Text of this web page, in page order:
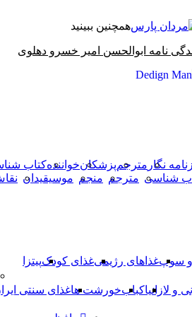
نگار مترجمپزشکانخوانندهکتاب
شناسی مترجم منجم موسیقیدان
سوپغذاهای رژیمیغذای کودکپیتزا
و لازانیاکبابخورشت هاغذای سنتی
همچنین ببینید
نامه ابوالحسن امیر خسرو دهلوی